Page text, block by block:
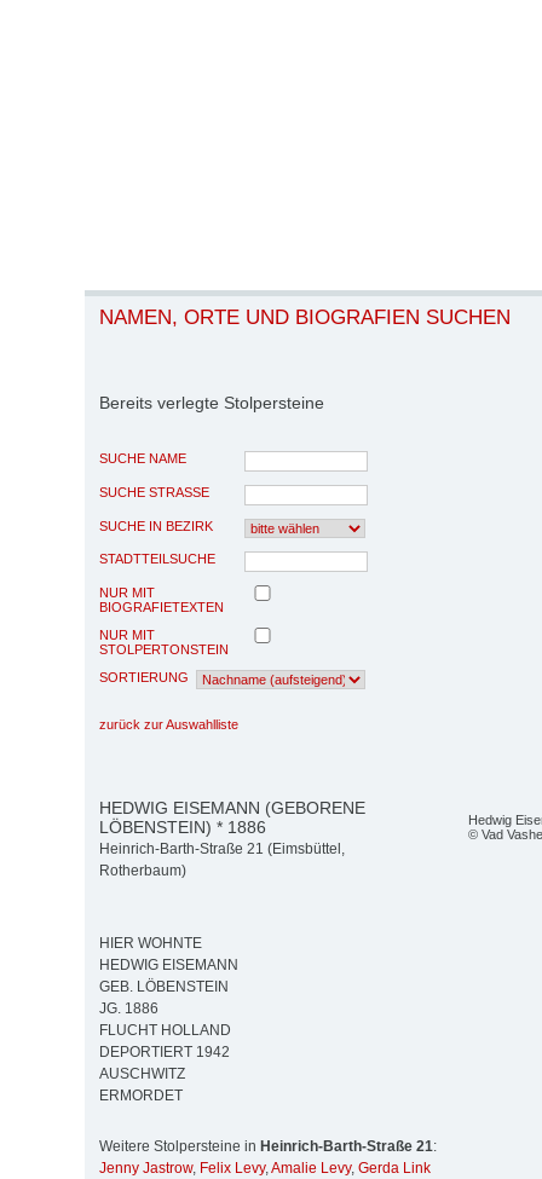
NAMEN, ORTE UND BIOGRAFIEN SUCHEN
Bereits verlegte Stolpersteine
SUCHE NAME
SUCHE STRASSE
SUCHE IN BEZIRK
STADTTEILSUCHE
NUR MIT
BIOGRAFIETEXTEN
NUR MIT
STOLPERTONSTEIN
SORTIERUNG
zurück zur Auswahlliste
Hedwig
© Vad
HEDWIG EISEMANN (GEBORENE
LÖBENSTEIN) * 1886
Heinrich-Barth-Straße 21 (Eimsbüttel,
Rotherbaum)
HIER WOHNTE
HEDWIG EISEMANN
GEB. LÖBENSTEIN
JG. 1886
FLUCHT HOLLAND
DEPORTIERT 1942
AUSCHWITZ
ERMORDET
Weitere Stolpersteine in Heinrich-Barth-Straße 21:
Jenny Jastrow, Felix Levy,Amalie Levy, Gerda Link